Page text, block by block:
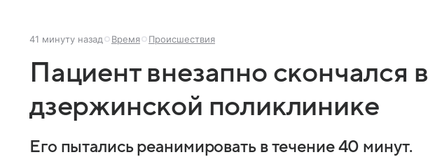
41 минуту назад Время Происшествия
Пациент внезапно скончался в
дзержинской поликлинике
Его пытались реанимировать в течение 40 минут.